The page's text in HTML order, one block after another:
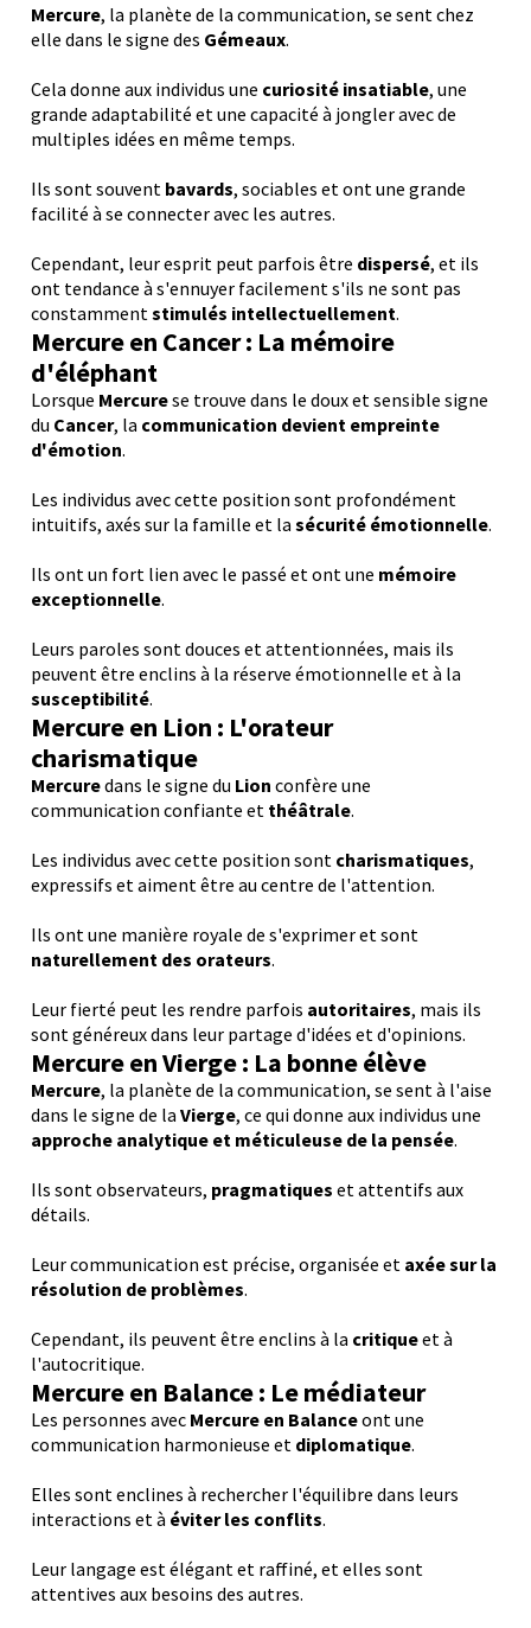
Mercure, la planète de la communication, se sent chez
elle dans le signe des Gémeaux.
Cela donne aux individus une curiosité insatiable, une
grande adaptabilité et une capacité à jongler avec de
multiples idées en même temps.
Ils sont souvent bavards, sociables et ont une grande
facilité à se connecter avec les autres.
Cependant, leur esprit peut parfois être dispersé, et ils
ont tendance à s'ennuyer facilement s'ils ne sont pas
constammentstimulés intellectuellement.
Mercure en Cancer : La mémoire
d'éléphant
Lorsque Mercurese trouve dans le doux et sensible signe
du Cancer, la communication devient empreinte
d'émotion.
Les individus avec cette position sont profondément
intuitifs, axés sur la famille et la sécurité émotionnelle.
Ils ont un fort lien avec le passé et ont une mémoire
exceptionnelle.
Leurs paroles sont douces et attentionnées, mais ils
peuvent être enclins à la réserve émotionnelle et à la
susceptibilité.
Mercure en Lion : L'orateur
charismatique
Mercuredans le signe du Lion confère une
communication confiante et théâtrale.
Les individus avec cette position sont charismatiques,
expressifs et aiment être au centre de l'attention.
Ils ont une manière royale de s'exprimer et sont
naturellement des orateurs.
Leur fierté peut les rendre parfois autoritaires, mais ils
sont généreux dans leur partage d'idées et d'opinions.
Mercure en Vierge : La bonne élève
Mercure, la planète de la communication, se sent à l'aise
dans le signe de la Vierge, ce qui donne aux individus une
approche analytique et méticuleuse de la pensée.
Ils sont observateurs, pragmatiques et attentifs aux
détails.
Leur communication est précise, organisée et axée sur la
résolution de problèmes.
Cependant, ils peuvent être enclins à la critiqueet à
l'autocritique.
Mercure en Balance : Le médiateur
Les personnes avec Mercure en Balanceont une
communication harmonieuse et diplomatique.
Elles sont enclines à rechercher l'équilibre dans leurs
interactions et à éviter les conflits.
Leur langage est élégant et raffiné, et elles sont
attentives aux besoins des autres.